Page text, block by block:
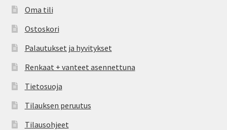
Oma tili
Ostoskori
Palautukset ja hyvitykset
Renkaat + vanteet asennettuna
Tietosuoja
Tilauksen peruutus
Tilausohjeet